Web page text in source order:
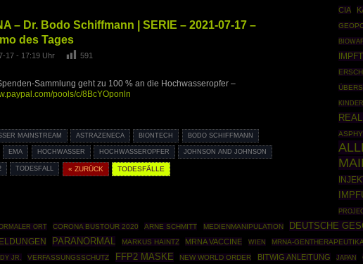
– Dr. Bodo Schiffmann | SERIE – 2021-07-17 –
des Tages
17 - 17:19 Uhr 591
Sammlung geht zu 100 % an die Hochwasseropfer –
pools/c/8BcYOponln
MAINSTREAM ASTRAZENECA BIONTECH BODO SCHIFFMANN
EMA HOCHWASSER HOCHWASSEROPFER JOHNSON AND JOHNSON
TODESFALL « ZURÜCK TODESFÄLLE
CIA
ORT CORONA BUSTOUR 2020 ARNE SCHMITT MEDIENMANIPULATION DEUTSCHE
PARANORMAL MARKUS HAINTZ MRNA VACCINE WIEN MRNA-GENTHERAPEUTIKA
JR. VERFASSUNGSSCHUTZ FFP2 MASKE NEW WORLD ORDER BITWIG ANLEITUNG JAPAN